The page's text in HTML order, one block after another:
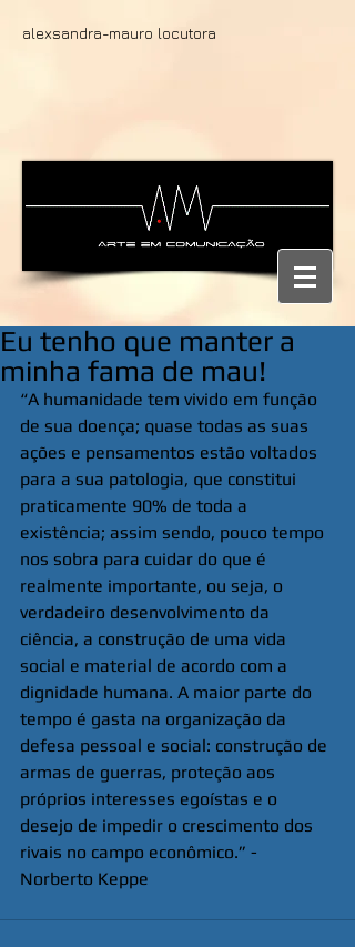
alexsandra-mauro locutora
Eu tenho que manter a
minha fama de mau!
“A humanidade tem vivido em função
de sua doença; quase todas as suas
ações e pensamentos estão voltados
para a sua patologia, que constitui
praticamente 90% de toda a
existência; assim sendo, pouco tempo
nos sobra para cuidar do que é
realmente importante, ou seja, o
verdadeiro desenvolvimento da
ciência, a construção de uma vida
social e material de acordo com a
dignidade humana. A maior parte do
tempo é gasta na organização da
defesa pessoal e social: construção de
armas de guerras, proteção aos
próprios interesses egoístas e o
desejo de impedir o crescimento dos
rivais no campo econômico.” -
Norberto Keppe